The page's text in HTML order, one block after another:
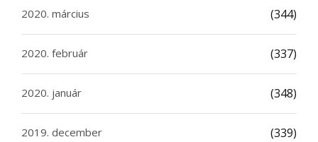
2020. március (344)
2020. február (337)
2020. január (348)
2019. december (339)